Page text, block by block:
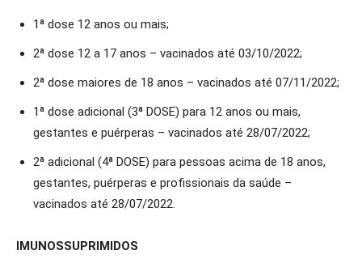
1ª dose 12 anos ou mais;
2ª dose 12 a 17 anos – vacinados até 03/10/2022;
2ª dose maiores de 18 anos – vacinados até 07/11/2022;
1ª dose adicional (3ª DOSE) para 12 anos ou mais,
gestantes e puérperas – vacinados até 28/07/2022;
2ª adicional (4ª DOSE) para pessoas acima de 18 anos,
gestantes, puérperas e profissionais da saúde –
vacinados até 28/07/2022.
IMUNOSSUPRIMIDOS